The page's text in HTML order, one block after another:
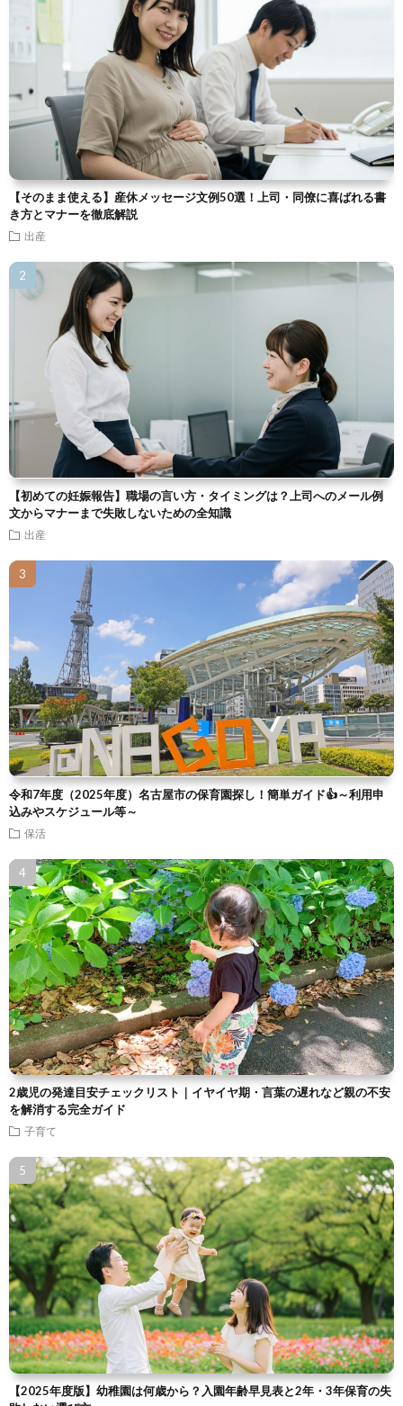
【そのまま使える】産休メッセージ文例50選！上司・同僚に喜ばれる書
き方とマナーを徹底解説
出産
【初めての妊娠報告】職場の言い方・タイミングは？上司へのメール例
文からマナーまで失敗しないための全知識
出産
令和7年度（2025年度）名古屋市の保育園探し！簡単ガイド👍～利用申
込みやスケジュール等～
保活
2歳児の発達目安チェックリスト｜イヤイヤ期・言葉の遅れなど親の不安
を解消する完全ガイド
子育て
【2025年度版】幼稚園は何歳から？入園年齢早見表と2年・3年保育の失